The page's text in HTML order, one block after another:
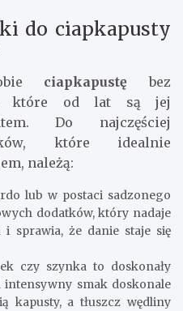
do ciapkapusty
ciapkapustę bez
które od lat są jej
Do najczęściej
które idealnie
należą:
lub w postaci sadzonego
dodatków, który nadaje
i sprawia, że danie staje się
czy szynka to doskonały
smak doskonale
kapusty, a tłuszcz wędliny